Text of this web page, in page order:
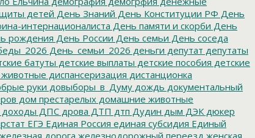
детей День Знаний День Конституции РФ День
интернационалиста День памяти и скорби День
рождения День России День семьи День соседа
День_семьи_2026 деньги депутат депутаты
батуты детские выплаты детские пособия детские
диспансеризация дистанционка
руки довыборы_в_Думу дождь документальный
дом престарелых домашние животные
доходы ДПС дрова ДТП дтп Дудин дым ДЭК дюкер
ЕГЭ Единая Россия единая субсидия Единый
железная дорога железнодорожный переезд женская